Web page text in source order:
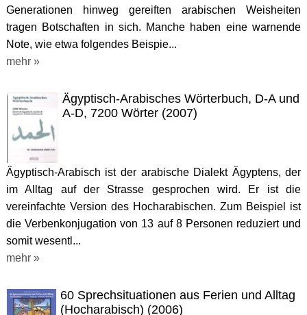
Generationen hinweg gereiften arabischen Weisheiten
tragen Botschaften in sich. Manche haben eine warnende
Note, wie etwa folgendes Beispie...
mehr »
Ägyptisch-Arabisches Wörterbuch, D-A und
A-D, 7200 Wörter (2007)
Ägyptisch-Arabisch ist der arabische Dialekt Ägyptens, der
im Alltag auf der Strasse gesprochen wird. Er ist die
vereinfachte Version des Hocharabischen. Zum Beispiel ist
die Verbenkonjugation von 13 auf 8 Personen reduziert und
somit wesentl...
mehr »
60 Sprechsituationen aus Ferien und Alltag
(Hocharabisch) (2006)